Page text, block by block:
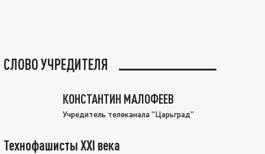
СЛОВО УЧРЕДИТЕЛЯ
КОНСТАНТИН МАЛОФЕЕВ
Учредитель телеканала "Царьград"
Технофашисты XXI века